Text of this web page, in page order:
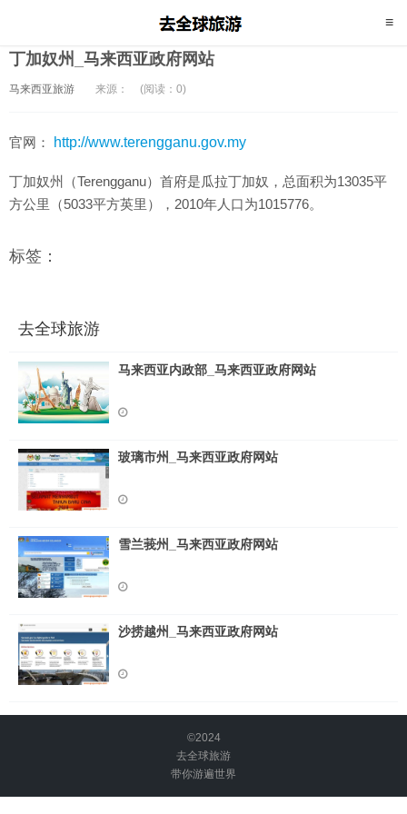
丁加奴州_马来西亚政府网站
马来西亚旅游 来源： (阅读：0)
官网： http://www.terengganu.gov.my
丁加奴州（Terengganu）首府是瓜拉丁加奴，总面积为13035平
方公里（5033平方英里），2010年人口为1015776。
标签：
去全球旅游
马来西亚内政部_马来西亚政府网站
玻璃市州_马来西亚政府网站
雪兰莪州_马来西亚政府网站
沙捞越州_马来西亚政府网站
©2024
去全球旅游
带你游遍世界